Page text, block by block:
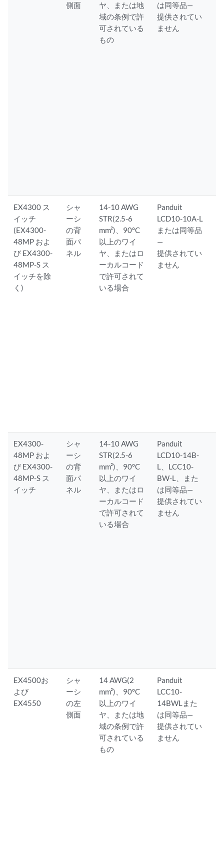
側面
ヤ、または地
域の条例で許
可されている
もの
は同等品—
提供されてい
ません
EX4300 ス
イッチ
(EX4300-
48MP およ
び EX4300-
48MP-S ス
イッチを除
く)
シャ
ーシ
の背
面パ
ネル
14-10 AWG
STR(2.5-6
mm²)、90°C
以上のワイ
ヤ、またはロ
ーカルコード
で許可されて
いる場合
Panduit
LCD10-10A-L
または同等品
—
提供されてい
ません
EX4300-
48MP およ
び EX4300-
48MP-S ス
イッチ
シャ
ーシ
の背
面パ
ネル
14-10 AWG
STR(2.5-6
mm²)、90°C
以上のワイ
ヤ、またはロ
ーカルコード
で許可されて
いる場合
Panduit
LCD10-14B-
L、LCC10-
BW-L、また
は同等品—
提供されてい
ません
EX4500お
よび
EX4550
シャ
ーシ
の左
側面
14 AWG(2
mm²)、90°C
以上のワイ
ヤ、または地
域の条例で許
可されている
もの
Panduit
LCC10-
14BWLまた
は同等品—
提供されてい
ません